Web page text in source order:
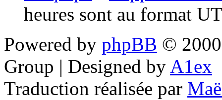
heures sont au format
Powered by phpBB ©
Group | Designed by A1ex
Traduction réalisée par